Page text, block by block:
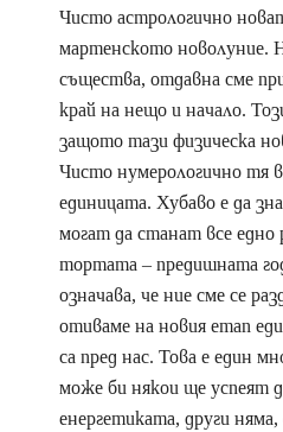
Чисто астрологично
мартенското новолуние.
същества, отдавна сме
край на нещо и начало.
защото тази физическа
Чисто нумерологично тя
единицата. Хубаво е да
могат да станат все
тортата – предишната
означава, че ние сме се
отиваме на новия етап
са пред нас. Това е един
може би някои ще успеят
енергетиката, други